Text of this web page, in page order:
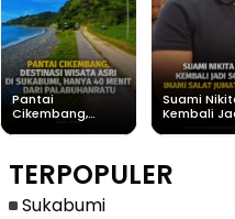
Pantai
Cikembang,
Dari
Palabuhanratu
Suami
Kembali
TERPOPULER
Sukabumi